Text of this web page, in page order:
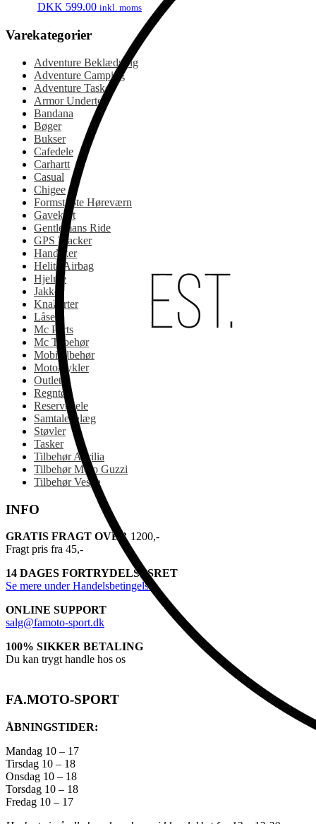
DKK 599.00 inkl. moms
Varekategorier
Adventure Beklædning
Adventure Camping
Adventure Tasker
Armor Undertøj
Bandana
Bøger
Bukser
Cafedele
Carhartt
Casual
Chigee
Formstøbte Høreværn
Gavekort
Gentlemans Ride
GPS Tracker
Handsker
Helite Airbag
Hjelme
Jakker
Knallerter
Låse
Mc Parts
Mc Tilbehør
Mobiltilbehør
Motorcykler
Outlet
Regntøj
Reservedele
Samtaleanlæg
Støvler
Tasker
Tilbehør Aprilia
Tilbehør Moto Guzzi
Tilbehør Vespa
INFO
GRATIS FRAGT OVER 1200,-
Fragt pris fra 45,-
14 DAGES FORTRYDELSESRET
Se mere under Handelsbetingelser
ONLINE SUPPORT
salg@famoto-sport.dk
100% SIKKER BETALING
Du kan trygt handle hos os
FA.MOTO-SPORT
ÅBNINGSTIDER:
Mandag 10 – 17
Tirsdag 10 – 18
Onsdag 10 – 18
Torsdag 10 – 18
Fredag 10 – 17